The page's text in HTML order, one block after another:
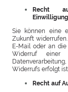
Recht
Sie können eine
Zukunft
E-Mail oder an
Widerruf einer
Widerrufs erfolgt
Recht auf